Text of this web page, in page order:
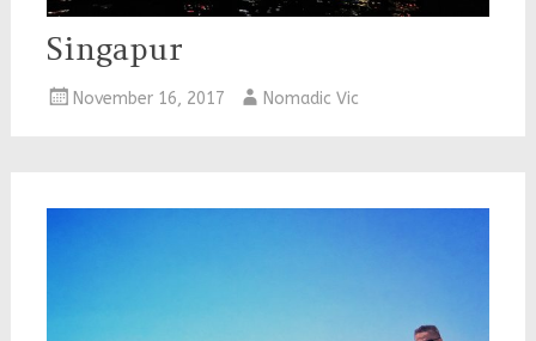
Singapur
November 16, 2017 Nomadic Vic